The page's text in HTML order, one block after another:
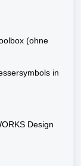
(ohne
in
Design